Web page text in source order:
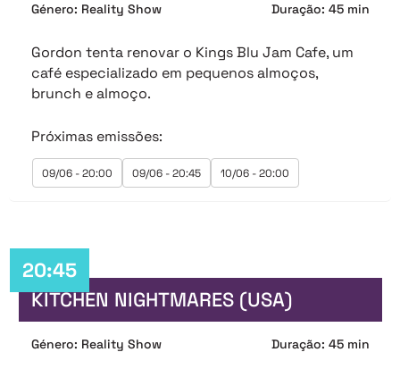
Género: Reality Show Duração: 45 min
Gordon tenta renovar o Kings Blu Jam Cafe, um
café especializado em pequenos almoços,
brunch e almoço.
Próximas emissões:
09/06 - 20:00 09/06 - 20:45 10/06 - 20:00
20:45
KITCHEN NIGHTMARES (USA)
Género: Reality Show Duração: 45 min